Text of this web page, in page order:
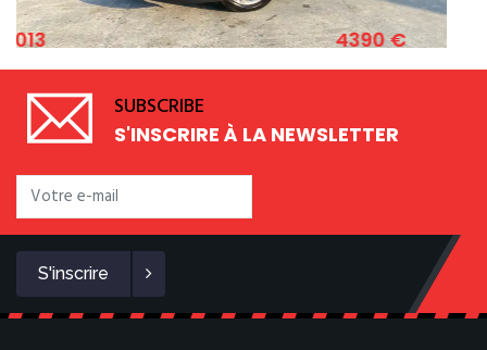
SPARK 1.2 ESSENCE 82 CV
4390 € 2011
SUBSCRIBE
S'INSCRIRE À LA NEWSLETTER
S'inscrire